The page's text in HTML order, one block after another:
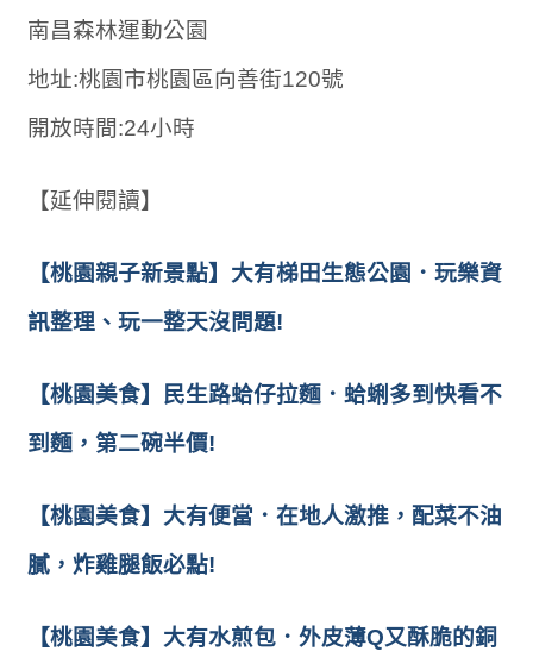
南昌森林運動公園
地址:桃園市桃園區向善街120號
開放時間:24小時
【延伸閱讀】
【桃園親子新景點】大有梯田生態公園．玩樂資
訊整理、玩一整天沒問題!
【桃園美食】民生路蛤仔拉麵．蛤蜊多到快看不
到麵，第二碗半價!
【桃園美食】大有便當．在地人激推，配菜不油
膩，炸雞腿飯必點!
【桃園美食】大有水煎包．外皮薄Q又酥脆的銅